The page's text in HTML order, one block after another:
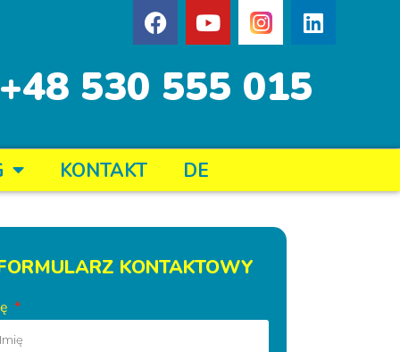
+48 530 555 015
KONTAKT DE
KONTAKTOWY